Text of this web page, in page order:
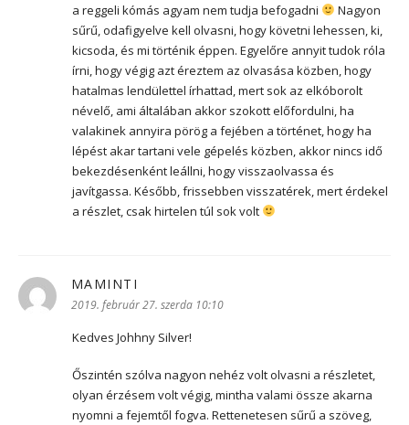
a reggeli kómás agyam nem tudja befogadni
Nagyon
sűrű, odafigyelve kell olvasni, hogy követni lehessen, ki,
kicsoda, és mi történik éppen. Egyelőre annyit tudok róla
írni, hogy végig azt éreztem az olvasása közben, hogy
hatalmas lendülettel írhattad, mert sok az elkóborolt
névelő, ami általában akkor szokott előfordulni, ha
valakinek annyira pörög a fejében a történet, hogy ha
lépést akar tartani vele gépelés közben, akkor nincs idő
bekezdésenként leállni, hogy visszaolvassa és
javítgassa. Később, frissebben visszatérek, mert érdekel
a részlet, csak hirtelen túl sok volt
MAMINTI
2019. február 27. szerda 10:10
Kedves Johhny Silver!
Őszintén szólva nagyon nehéz volt olvasni a részletet,
olyan érzésem volt végig, mintha valami össze akarna
nyomni a fejemtől fogva. Rettenetesen sűrű a szöveg,